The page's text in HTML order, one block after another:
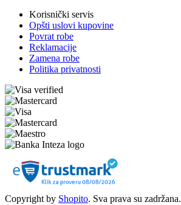
Korisnički servis
Opšti uslovi kupovine
Povrat robe
Reklamacije
Zamena robe
Politika privatnosti
Copyright by Shopito. Sva prava su zadržana.